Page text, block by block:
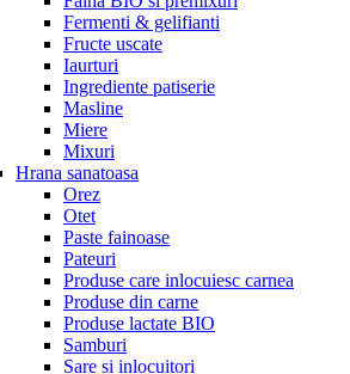
Fermenti & gelifianti
Fructe uscate
Iaurturi
Ingrediente patiserie
Masline
Miere
Mixuri
Hrana sanatoasa
Orez
Otet
Paste fainoase
Pateuri
Produse care inlocuiesc carnea
Produse din carne
Produse lactate BIO
Samburi
Sare si inlocuitori